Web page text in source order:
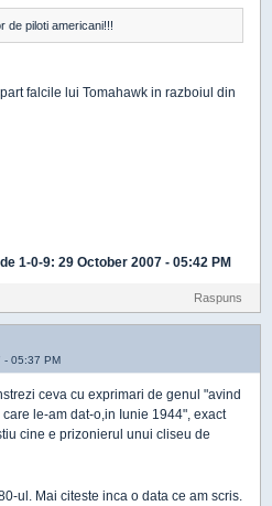
de piloti americani!!!
falcile lui Tomahawk in razboiul din
1-0-9: 29 October 2007 - 05:42 PM
Raspuns
- 05:37 PM
ceva cu exprimari de genul "avind
le-am dat-o,in Iunie 1944", exact
cine e prizonierul unui cliseu de
ul. Mai citeste inca o data ce am scris.